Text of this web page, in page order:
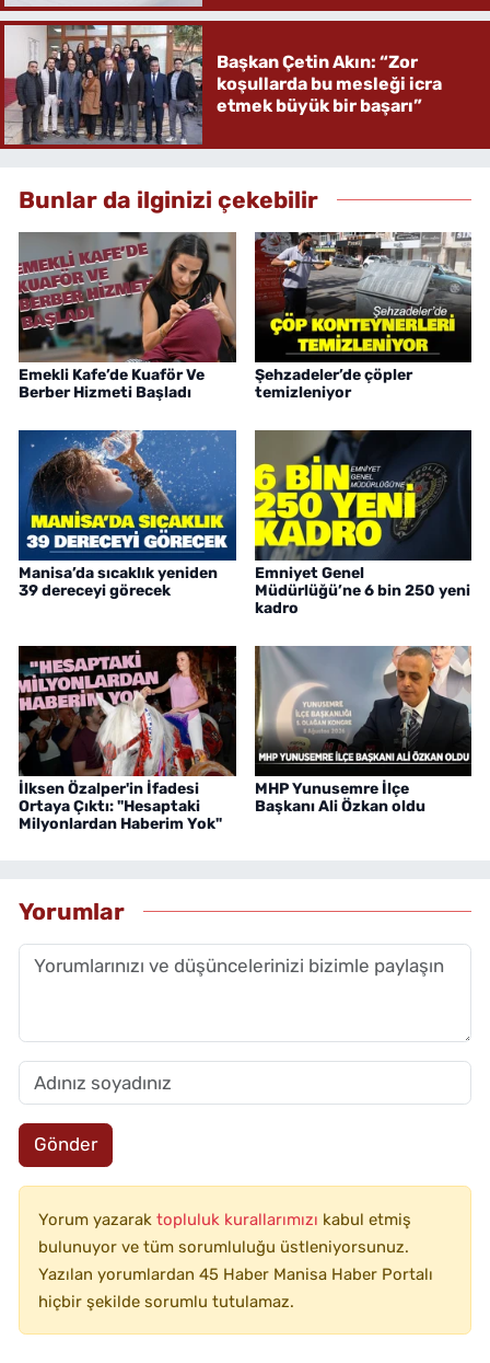
Başkan Çetin Akın: “Zor
koşullarda bu mesleği icra
etmek büyük bir başarı”
Bunlar da ilginizi çekebilir
Emekli Kafe’de Kuaför Ve
Berber Hizmeti Başladı
Şehzadeler’de çöpler
temizleniyor
Manisa’da sıcaklık yeniden
39 dereceyi görecek
Emniyet Genel
Müdürlüğü’ne 6 bin 250 yeni
kadro
İlksen Özalper'in İfadesi
Ortaya Çıktı: "Hesaptaki
Milyonlardan Haberim Yok"
MHP Yunusemre İlçe
Başkanı Ali Özkan oldu
Yorumlar
Gönder
Yorum yazarak topluluk kurallarımızı kabul etmiş
bulunuyor ve tüm sorumluluğu üstleniyorsunuz.
Yazılan yorumlardan 45 Haber Manisa Haber Portalı
hiçbir şekilde sorumlu tutulamaz.